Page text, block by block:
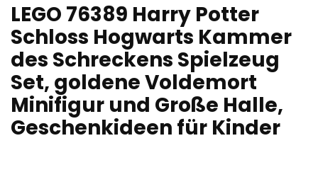
LEGO 76389 Harry Potter
Schloss Hogwarts Kammer
des Schreckens Spielzeug
Set, goldene Voldemort
Minifigur und Große Halle,
Geschenkideen für Kinder